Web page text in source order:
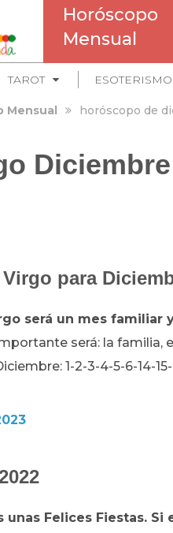
Horóscopo
Mensual
TAROT ESOTERISMO
Mensual horóscopo de
para
será un mes familiar
será: la familia,
1-2-3-4-5-6-14-
Felices Fiestas. Si